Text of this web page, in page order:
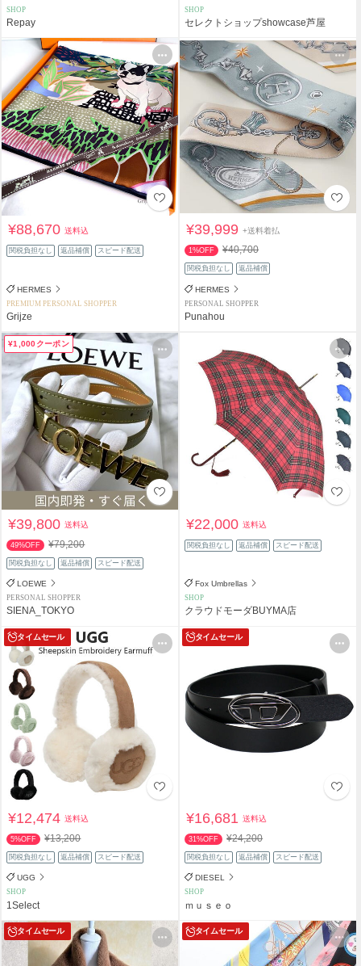
SHOP
Repay
SHOP
セレクトショップshowcase芦屋
¥88,670送料込
関税負担なし 返品補償 スピード配送
HERMES
PREMIUM PERSONAL SHOPPER
Grijze
¥39,999+送料着払
1%OFF ¥40,700
関税負担なし 返品補償
HERMES
PERSONAL SHOPPER
Punahou
¥1,000クーポン
¥39,800送料込
49%OFF ¥79,200
関税負担なし 返品補償 スピード配送
LOEWE
PERSONAL SHOPPER
SIENA_TOKYO
¥22,000送料込
関税負担なし 返品補償 スピード配送
Fox Umbrellas
SHOP
クラウドモーダBUYMA店
タイムセール
¥12,474送料込
5%OFF ¥13,200
関税負担なし 返品補償 スピード配送
UGG
SHOP
1Select
タイムセール
¥16,681送料込
31%OFF ¥24,200
関税負担なし 返品補償 スピード配送
DIESEL
SHOP
ｍｕｓｅｏ
タイムセール タイムセール